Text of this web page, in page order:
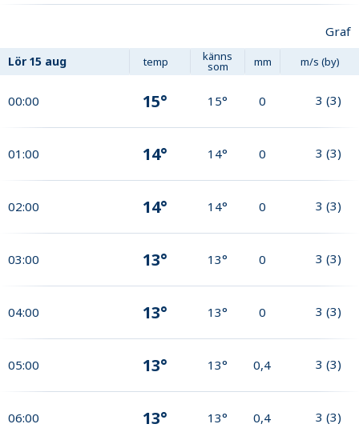
Graf
Lör 15 aug temp känns
som mm m/s (by)
00:00 15° 15° 0 3 (3)
01:00 14° 14° 0 3 (3)
02:00 14° 14° 0 3 (3)
03:00 13° 13° 0 3 (3)
04:00 13° 13° 0 3 (3)
05:00 13° 13° 0,4 3 (3)
06:00 13° 13° 0,4 3 (3)